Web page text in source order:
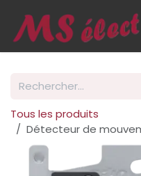
Tous les produits
Détecteur de